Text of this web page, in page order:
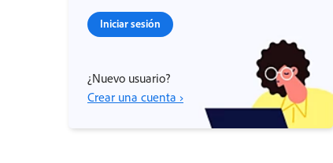
Iniciar sesión
¿Nuevo usuario?
Crear una cuenta ›